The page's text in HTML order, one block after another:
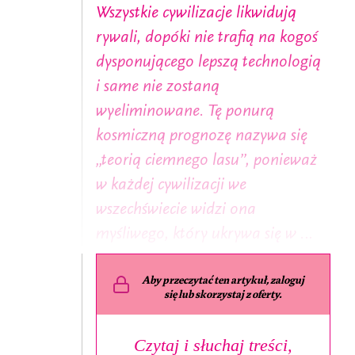
Wszystkie cywilizacje likwidują
rywali, dopóki nie trafią na kogoś
dysponującego lepszą technologią
i same nie zostaną
wyeliminowane. Tę ponurą
kosmiczną prognozę nazywa się
„teorią ciemnego lasu”, ponieważ
w każdej cywilizacji we
wszechświecie widzi ona
myśliwego, który ukrywa się w …
Aby przeczytać ten artykuł, zaloguj
się lub skorzystaj z oferty.
Czytaj i słuchaj treści,